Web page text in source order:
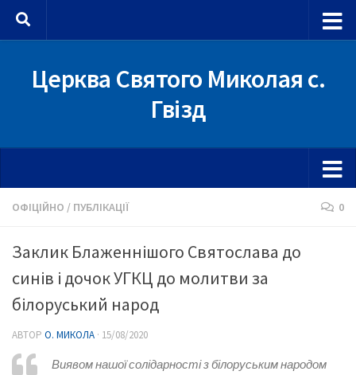
Skip to content
Церква Святого Миколая с.
Гвізд
ОФІЦІЙНО / ПУБЛІКАЦІЇ 0
Заклик Блаженнішого Святослава до
синів і дочок УГКЦ до молитви за
білоруський народ
АВТОР О. МИКОЛА · 15/08/2020
Виявом нашої солідарності з білоруським народом